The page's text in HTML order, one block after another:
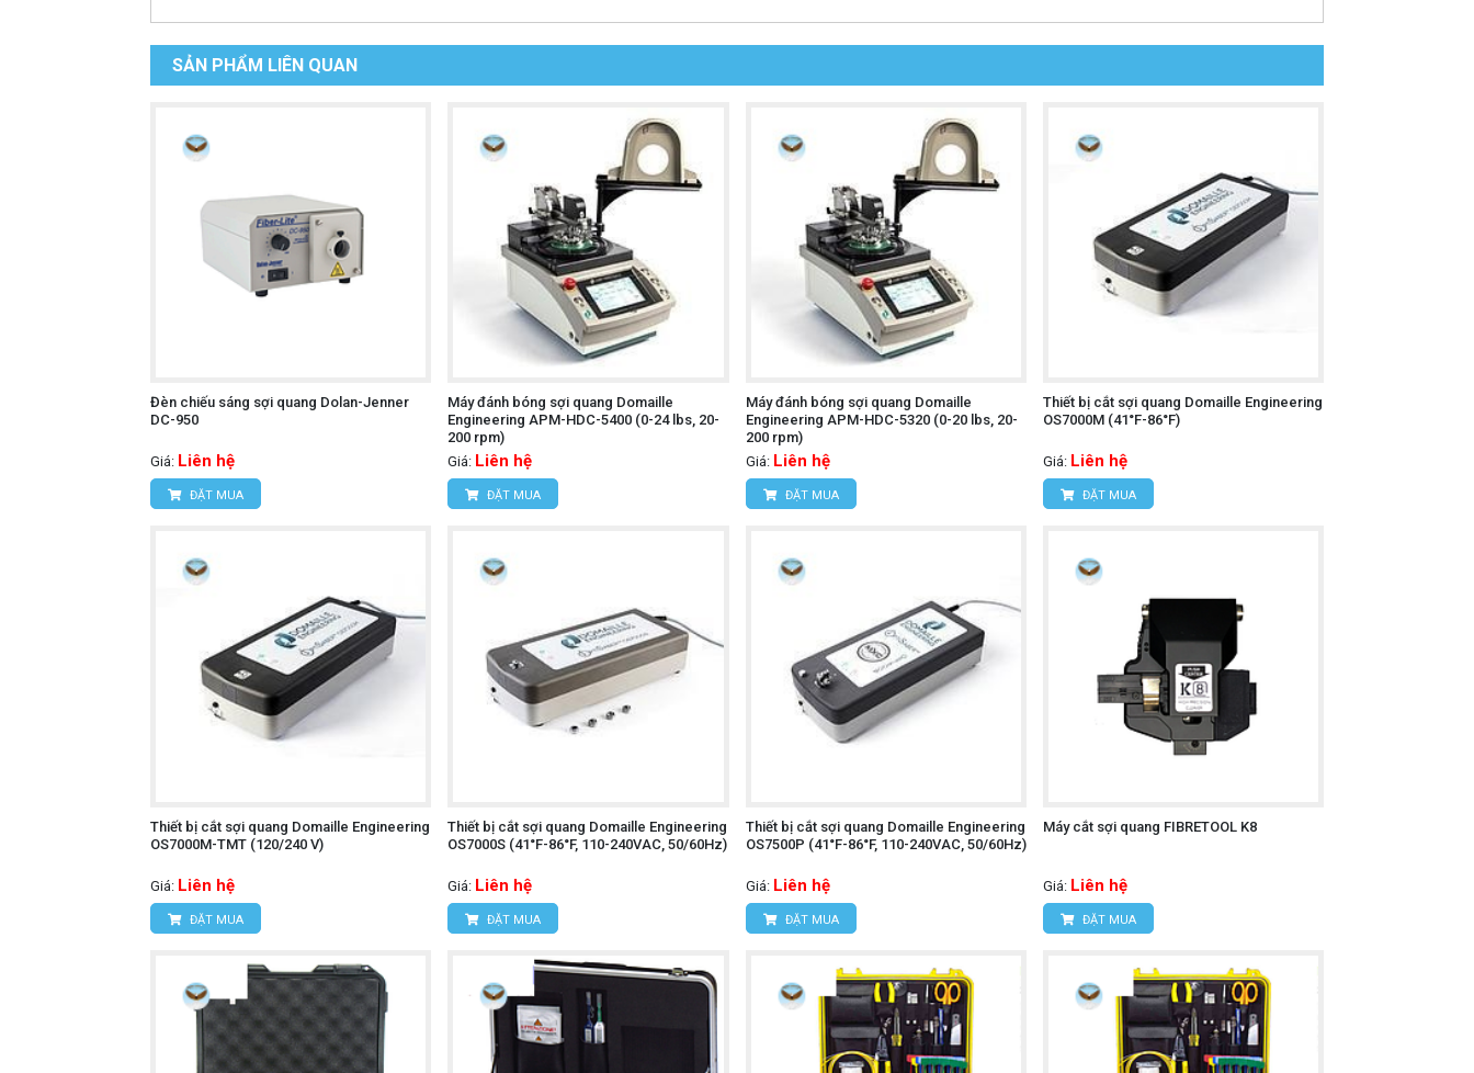
SẢN PHẨM LIÊN QUAN
Đèn chiếu sáng sợi quang Dolan-Jenner
DC-950
Giá: Liên hệ
ĐẶT MUA
Máy đánh bóng sợi quang Domaille
Engineering APM-HDC-5400 (0-24 lbs, 20-
200 rpm)
Giá: Liên hệ
ĐẶT MUA
Máy đánh bóng sợi quang Domaille
Engineering APM-HDC-5320 (0-20 lbs, 20-
200 rpm)
Giá: Liên hệ
ĐẶT MUA
Thiết bị cắt sợi quang Domaille Engineering
OS7000M (41°F-86°F)
Giá: Liên hệ
ĐẶT MUA
Thiết bị cắt sợi quang Domaille Engineering
OS7000M-TMT (120/240 V)
Giá: Liên hệ
ĐẶT MUA
Thiết bị cắt sợi quang Domaille Engineering
OS7000S (41°F-86°F, 110-240VAC, 50/60Hz)
Giá: Liên hệ
ĐẶT MUA
Thiết bị cắt sợi quang Domaille Engineering
OS7500P (41°F-86°F, 110-240VAC, 50/60Hz)
Giá: Liên hệ
ĐẶT MUA
Máy cắt sợi quang FIBRETOOL K8
Giá: Liên hệ
ĐẶT MUA